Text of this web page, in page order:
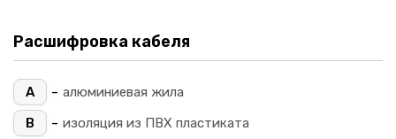
Расшифровка кабеля
А - алюминиевая жила
В
- изоляция из ПВХ пластиката